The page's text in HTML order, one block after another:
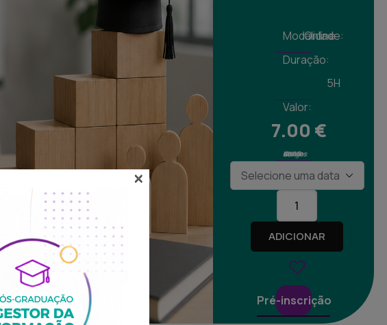
Modalidade:
Online
Duração:
5H
Valor:
7.00 €
Valores isentos de IVA ao abrigo do art. 9º do CIVA
ADICIONAR
Pré-inscrição
×